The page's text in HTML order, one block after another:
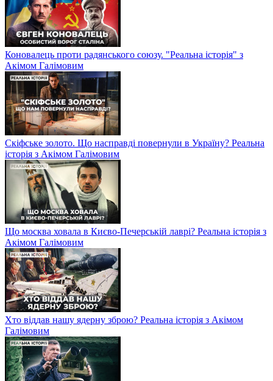
Коновалець проти радянського союзу. "Реальна історія" з
Акімом Галімовим
Скіфське золото. Що насправді повернули в Україну? Реальна
історія з Акімом Галімовим
Що москва ховала в Києво-Печерській лаврі? Реальна історія з
Акімом Галімовим
Хто віддав нашу ядерну зброю? Реальна історія з Акімом
Галімовим